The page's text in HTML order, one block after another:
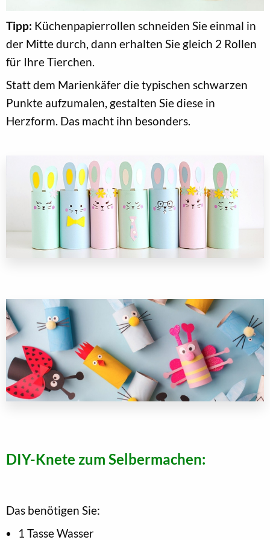
Tipp: Küchenpapierrollen schneiden Sie einmal in
der Mitte durch, dann erhalten Sie gleich 2 Rollen
für Ihre Tierchen.
Statt dem Marienkäfer die typischen schwarzen
Punkte aufzumalen, gestalten Sie diese in
Herzform. Das macht ihn besonders.
DIY-Knete zum Selbermachen:
Das benötigen Sie:
1 Tasse Wasser